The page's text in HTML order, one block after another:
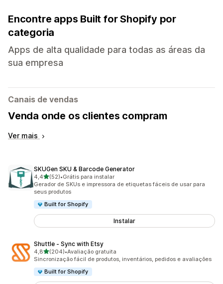
Encontre apps Built for Shopify por
categoria
Apps de alta qualidade para todas as áreas da
sua empresa
Canais de vendas
Venda onde os clientes compram
Ver mais
SKUGen SKU & Barcode Generator
4,4de 5 estrelas
(52)
52 avaliações ao todo
•Grátis para instalar
Gerador de SKUs e impressora de etiquetas fáceis de usar para
seus produtos
Built for Shopify
Instalar
Shuttle ‑ Sync with Etsy
4,8de 5 estrelas
(204)
204 avaliações ao todo
•Avaliação gratuita
Sincronização fácil de produtos, inventários, pedidos e avaliações
Built for Shopify